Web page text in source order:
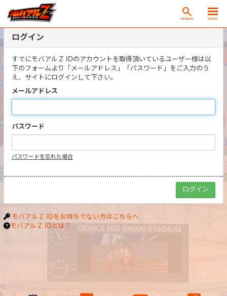
SEARCH MENU
ログイン
すでにモバアルＺ IDのアカウントを取得頂いているユーザー様は以
下のフォームより「メールアドレス」「パスワード」をご入力のう
え、サイトにログインして下さい。
メールアドレス
パスワード
パスワードを忘れた場合
モバアルＺ IDをお持ちでない方はこちらへ
モバアルＺ IDとは？